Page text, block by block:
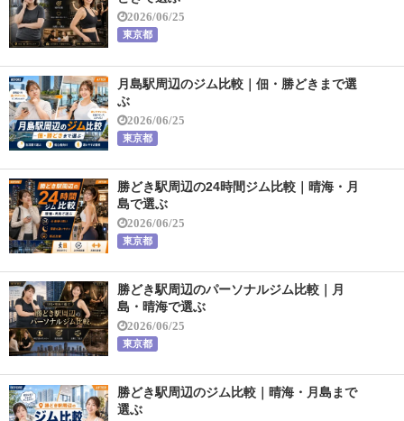
2026/06/25
東京都
月島駅周辺のジム比較｜佃・勝どきまで選
ぶ
2026/06/25
東京都
勝どき駅周辺の24時間ジム比較｜晴海・月
島で選ぶ
2026/06/25
東京都
勝どき駅周辺のパーソナルジム比較｜月
島・晴海で選ぶ
2026/06/25
東京都
勝どき駅周辺のジム比較｜晴海・月島まで
選ぶ